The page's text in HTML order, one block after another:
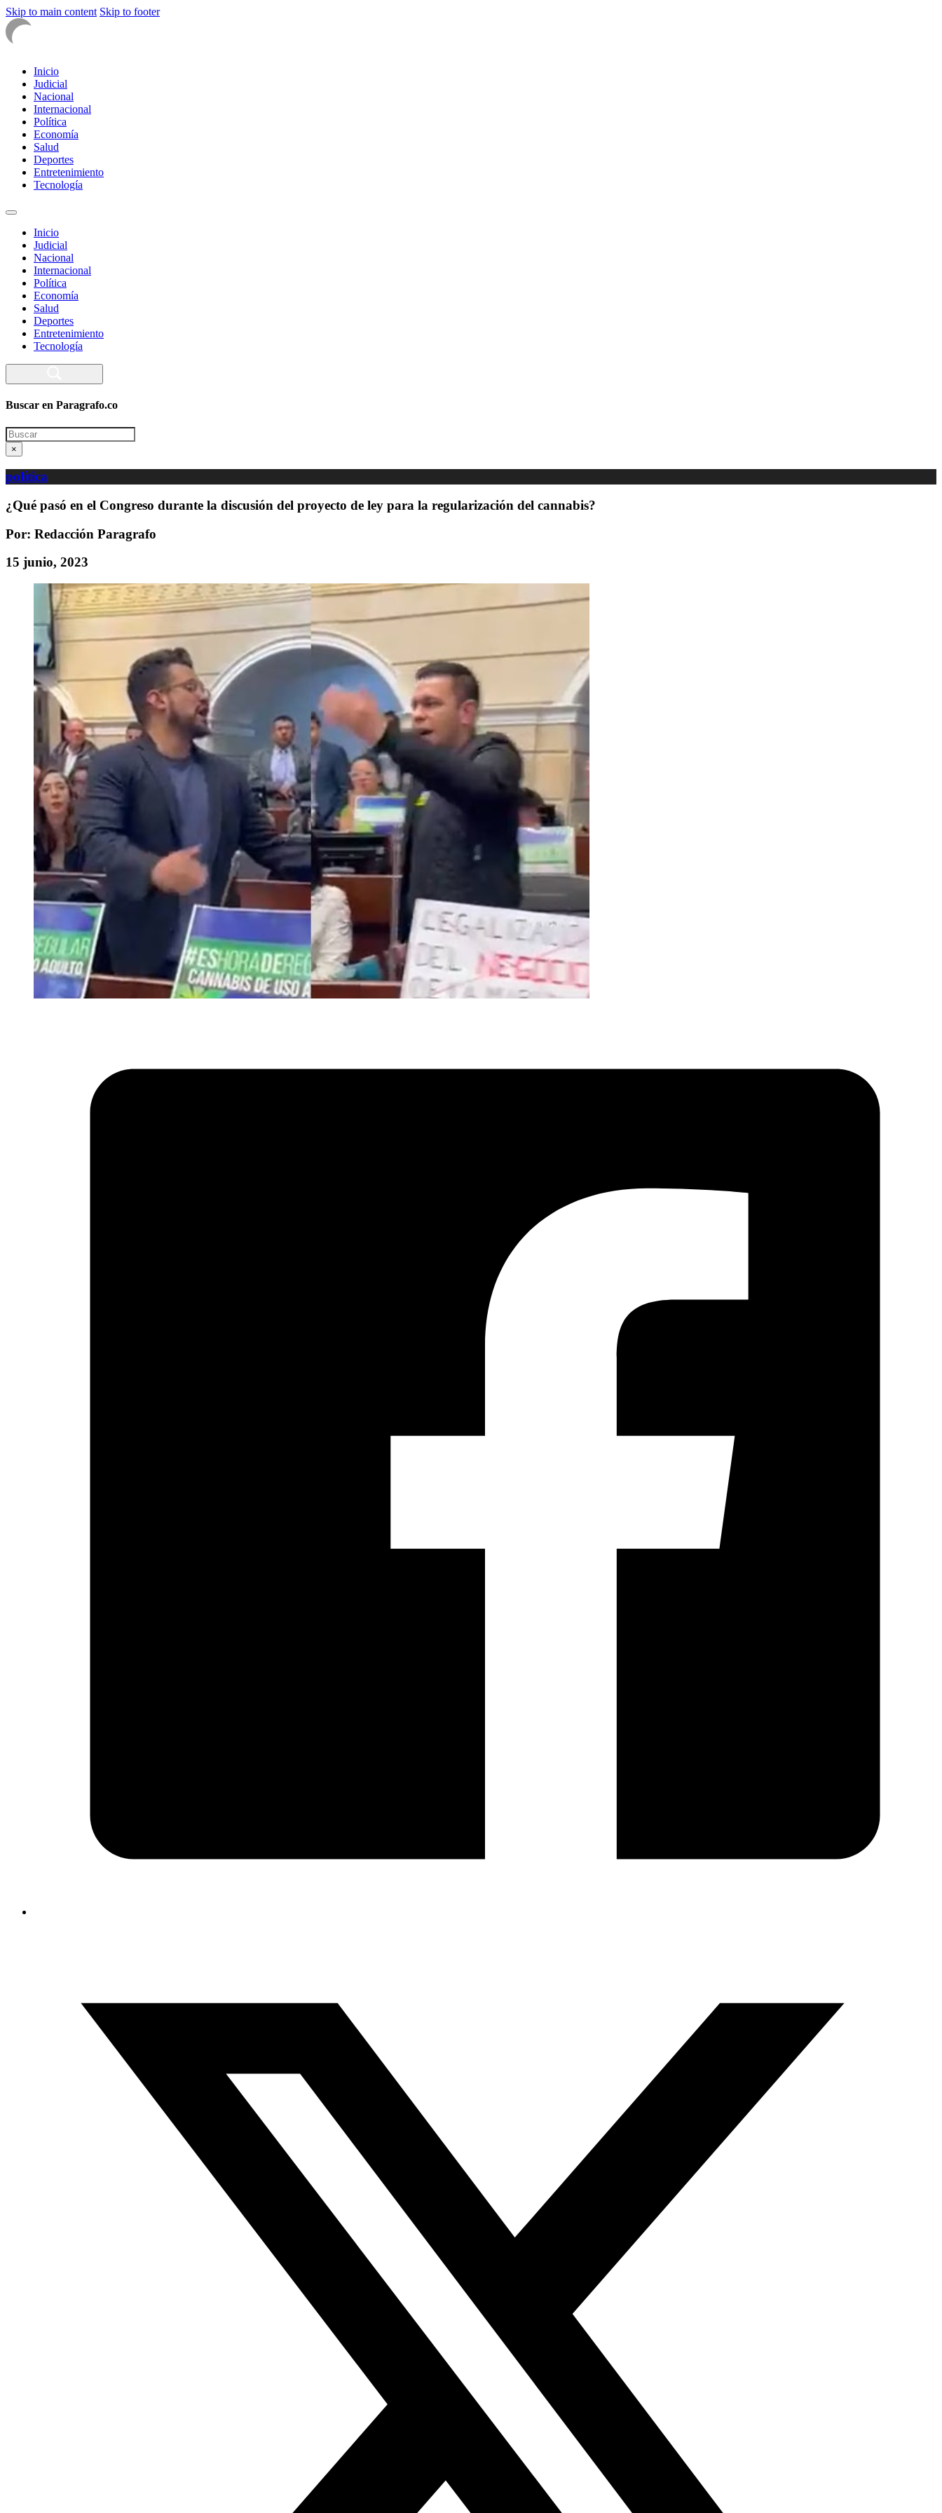
Skip to main content Skip to footer
Inicio
Judicial
Nacional
Internacional
Política
Economía
Salud
Deportes
Entretenimiento
Tecnología
Inicio
Judicial
Nacional
Internacional
Política
Economía
Salud
Deportes
Entretenimiento
Tecnología
Buscar en Paragrafo.co
Search
×
política
¿Qué pasó en el Congreso durante la discusión del proyecto de ley para la regularización del cannabis?
Por: Redacción Paragrafo
15 junio, 2023